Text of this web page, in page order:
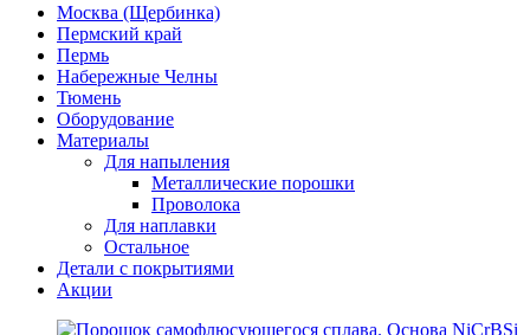
Москва (Щербинка)
Пермский край
Пермь
Набережные Челны
Тюмень
Оборудование
Материалы
Для напыления
Металлические порошки
Проволока
Для наплавки
Остальное
Детали с покрытиями
Акции